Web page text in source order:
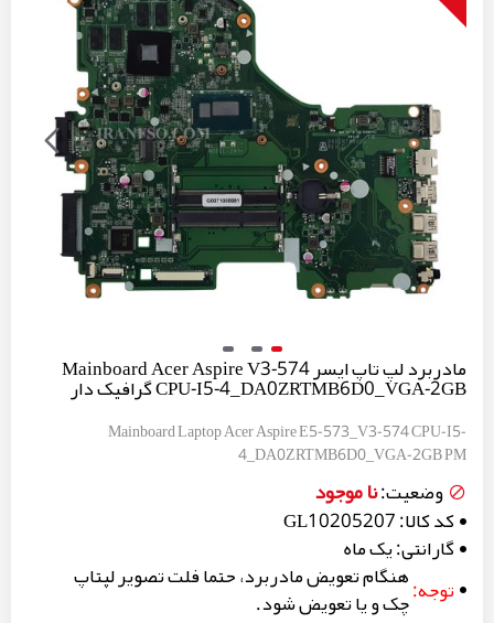
مادربرد لپ تاپ ایسر Mainboard Acer Aspire V3-574
CPU-I5-4_DA0ZRTMB6D0_VGA-2GB گرافیک دار
Mainboard Laptop Acer Aspire E5-573_V3-574 CPU-I5-
4_DA0ZRTMB6D0_VGA-2GB PM
وضعیت:نا موجود
کد کالا:GL10205207
گارانتی:یک ماه
توجه:هنگام تعویض مادربرد، حتما فلت تصویر لپتاپ
چک و یا تعویض شود.